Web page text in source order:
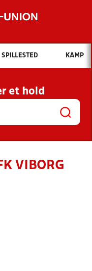
Hvad vil du søge efter?
OG NYHEDER
KLUBBER OG
SPILLESTED KAMP
et hold
VIBORG